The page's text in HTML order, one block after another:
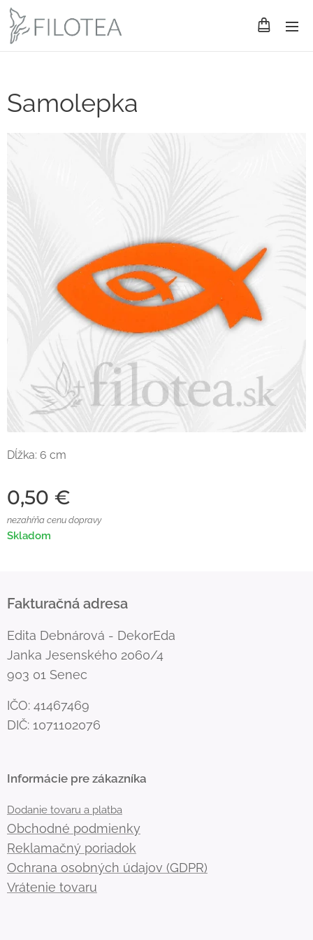
Samolepka
Dĺžka: 6 cm
0,50 €
nezahŕňa cenu dopravy
Skladom
Fakturačná adresa
Edita Debnárová - DekorEda
Janka Jesenského 2060/4
903 01 Senec
IČO: 41467469
DIČ: 1071102076
Informácie pre zákazníka
Dodanie tovaru a platba
Obchodné podmienky
Reklamačný poriadok
Ochrana osobných údajov (GDPR)
Vrátenie tovaru